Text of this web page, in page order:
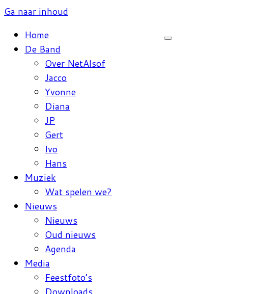
Ga naar inhoud
Home
De Band
Over NetAlsof
Jacco
Yvonne
Diana
JP
Gert
Ivo
Hans
Muziek
Wat spelen we?
Nieuws
Nieuws
Oud nieuws
Agenda
Media
Feestfoto’s